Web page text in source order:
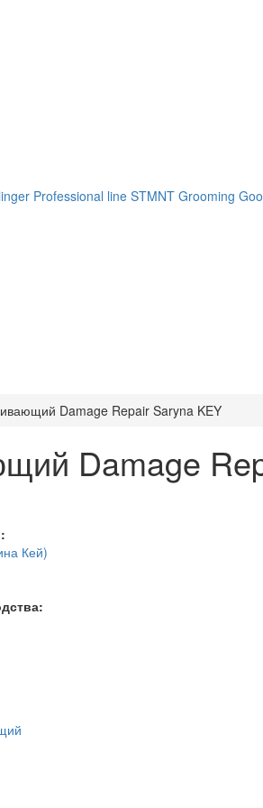
Professional line STMNT Grooming
Damage Repair Saryna KEY
Damage
Кей)